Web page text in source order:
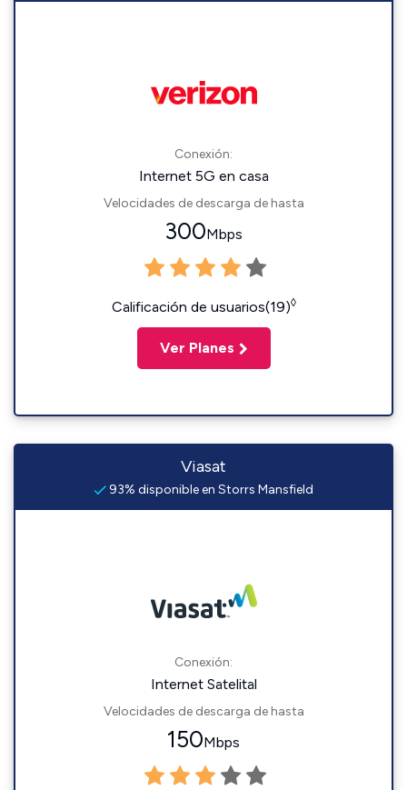
Conexión:
Internet 5G en casa
Velocidades de descarga de hasta
300Mbps
Calificación de usuarios(19)◊
Ver Planes
Viasat
93% disponible en Storrs Mansfield
Conexión:
Internet Satelital
Velocidades de descarga de hasta
150Mbps